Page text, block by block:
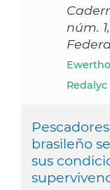
núm.
Redalyc
brasileño
sus